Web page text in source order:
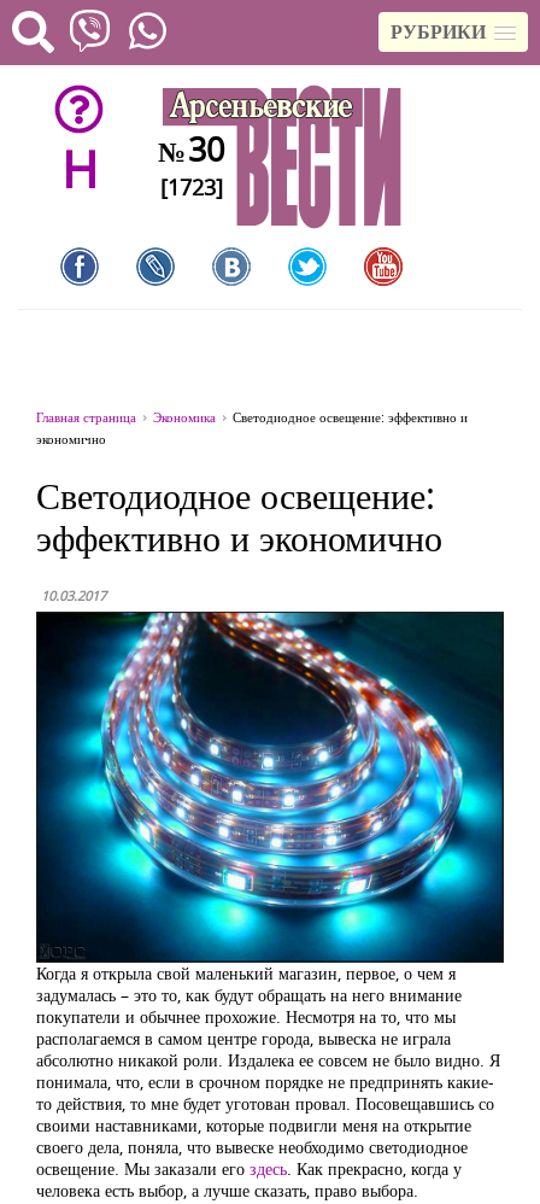
РУБРИКИ
H №30
[1723]
Главная страница Экономика
Светодиодное освещение: эффективно и
экономично
Светодиодное освещение:
эффективно и экономично
10.03.2017
Когда я открыла свой маленький магазин, первое, о чем я
задумалась – это то, как будут обращать на него внимание
покупатели и обычнее прохожие. Несмотря на то, что мы
располагаемся в самом центре города, вывеска не играла
абсолютно никакой роли. Издалека ее совсем не было видно. Я
понимала, что, если в срочном порядке не предпринять какие-
то действия, то мне будет уготован провал. Посовещавшись со
своими наставниками, которые подвигли меня на открытие
своего дела, поняла, что вывеске необходимо светодиодное
освещение. Мы заказали его здесь. Как прекрасно, когда у
человека есть выбор, а лучше сказать, право выбора.